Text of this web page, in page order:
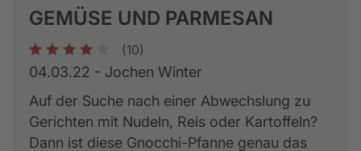
GEMÜSE UND PARMESAN
1 2 3 4 (10)
04.03.22 - Jochen Winter
Auf der Suche nach einer Abwechslung zu
Gerichten mit Nudeln, Reis oder Kartoffeln?
Dann ist diese Gnocchi-Pfanne genau das